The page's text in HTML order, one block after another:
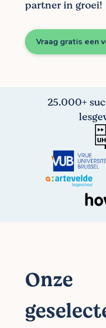
partner in groei!
Vraag gratis een
25.000+
Onze